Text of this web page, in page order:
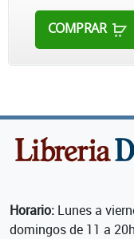
COMPRAR
Horario: Lunes a
domingos de 11 a